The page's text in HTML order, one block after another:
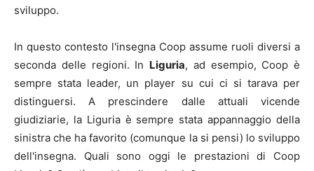
sviluppo.
In questo contesto l'insegna Coop assume ruoli diversi a
seconda delle regioni. In Liguria, ad esempio, Coop è
sempre stata leader, un player su cui ci si tarava per
distinguersi. A prescindere dalle attuali vicende
giudiziarie, la Liguria è sempre stata appannaggio della
sinistra che ha favorito (comunque la si pensi) lo sviluppo
dell'insegna. Quali sono oggi le prestazioni di Coop